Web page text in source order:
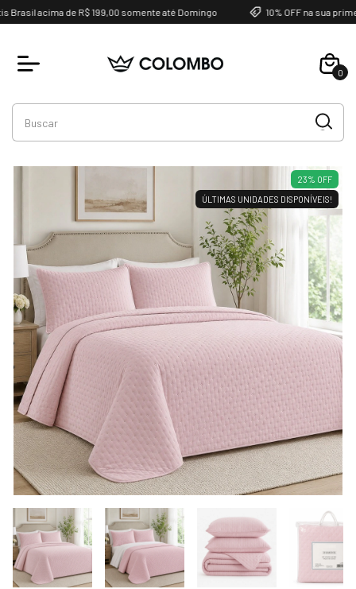
acima de R$ 199,00 somente até Domingo 10% OFF na sua primeira
0
23% OFF
ÚLTIMAS UNIDADES DISPONÍVEIS!